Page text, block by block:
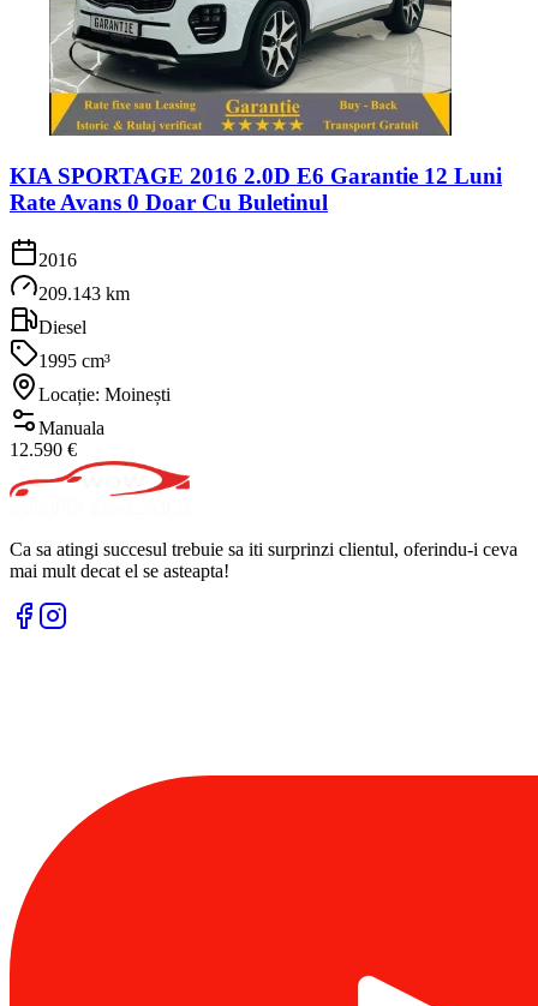
KIA SPORTAGE 2016 2.0D E6 Garantie 12 Luni
Rate Avans 0 Doar Cu Buletinul
2016
209.143 km
Diesel
1995 cm³
Locație: Moinești
Manuala
12.590 €
Ca sa atingi succesul trebuie sa iti surprinzi clientul, oferindu-i ceva
mai mult decat el se asteapta!